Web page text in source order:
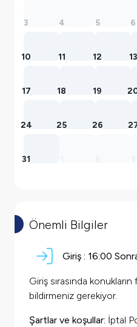
3 4 5 6
10 11 12 13
17 18 19
24 25 26
31
Önemli Bilgiler
Giriş : 16:00
Giriş sırasında
bildirmeniz gerekiyor.
Şartlar ve koşullar: İptal